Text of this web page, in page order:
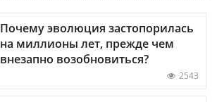
Почему эволюция застопорилась
на миллионы лет, прежде чем
внезапно возобновиться?
2543